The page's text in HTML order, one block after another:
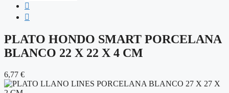
PLATO HONDO SMART PORCELANA
BLANCO 22 X 22 X 4 CM
6,77 €